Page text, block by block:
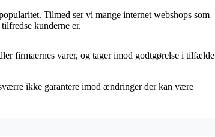
Tilmed ser vi mange internet webshops som
kunderne er.
firmaernes varer, og tager imod godtgørelse i tilfælde
ikke garantere imod ændringer der kan være